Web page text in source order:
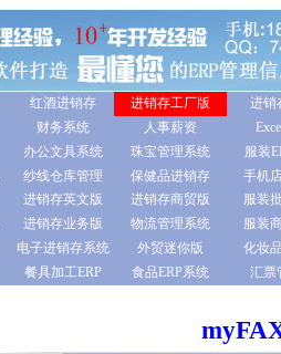
红酒进销存 进销存工厂版
进销
财务系统 人事薪资
办公文具系统 珠宝管理系统
服装
纱线仓库管理 保健品进销存
手机
进销存英文版 进销存商贸版
服装
进销存业务版 物流管理系统
服装
电子进销存系统 外贸迷你版
化妆
餐具加工ERP 食品ERP系统 汇票